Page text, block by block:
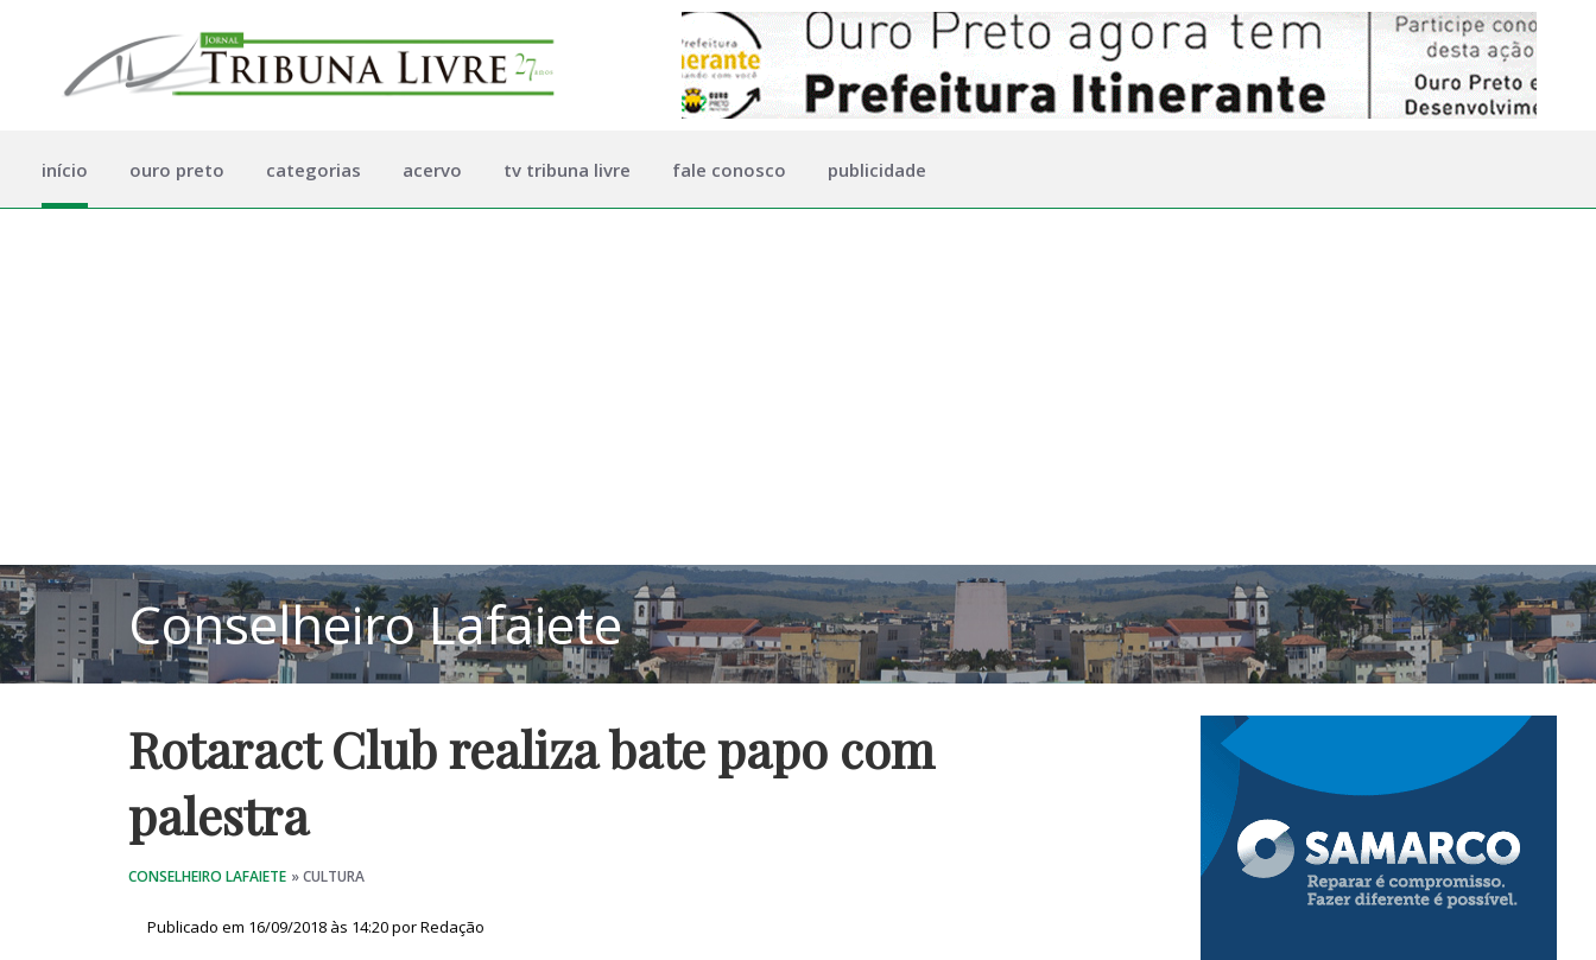
início ouro preto categorias acervo tv tribuna livre fale conosco publicidade
Rotaract Club realiza bate papo com
palestra
Publicado em 16/09/2018 às 14:20 por Redação